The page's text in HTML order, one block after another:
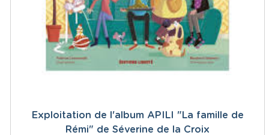
Exploitation de l'album APILI "La famille de
Rémi" de Séverine de la Croix